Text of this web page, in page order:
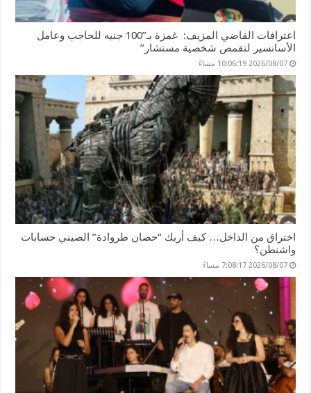
اعترافات القاضي المزيف: غمزة بـ”100 جنيه للحاجب وعامل
الأسانسير لتقمص شخصية مستشار”
2026/08/07 10:06:19 مساءً
اختراق من الداخل… كيف أربك “حصان طروادة” الصيني حسابات
واشنطن؟
2026/08/07 7:08:17 مساءً